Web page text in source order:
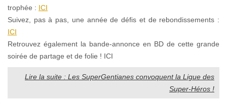
trophée : ICI
Suivez, pas à pas, une année de défis et de rebondissements :
ICI
Retrouvez également la bande-annonce en BD de cette grande
soirée de partage et de folie ! ICI
Lire la suite : Les SuperGentianes convoquent la Ligue des
Super-Héros !